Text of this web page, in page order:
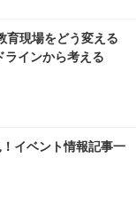
育現場をどう変える
ラインから考える
イベント情報記事一